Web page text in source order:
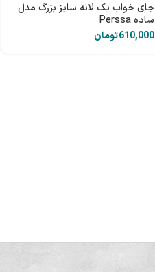
جای خواب یک لانه سایز بزرگ مدل
ساده Perssa
تومان